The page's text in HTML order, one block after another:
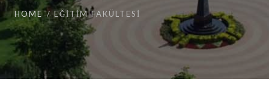
HOME EĞITIM FAKÜLTESI